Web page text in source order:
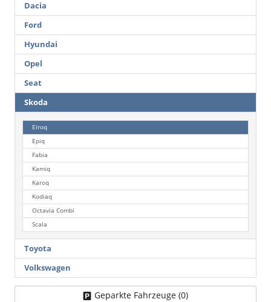
Dacia
Ford
Hyundai
Opel
Seat
Skoda
Elroq
Epiq
Fabia
Kamiq
Karoq
Kodiaq
Octavia Combi
Scala
Toyota
Volkswagen
Geparkte Fahrzeuge (0)